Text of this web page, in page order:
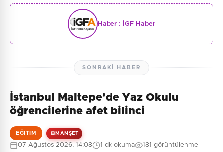
Haber : İGF Haber
SONRAKI HABER
İstanbul Maltepe'de Yaz Okulu
öğrencilerine afet bilinci
EĞITIM MANŞET
07 Ağustos 2026, 14:08 1 dk okuma 181 görüntülenme